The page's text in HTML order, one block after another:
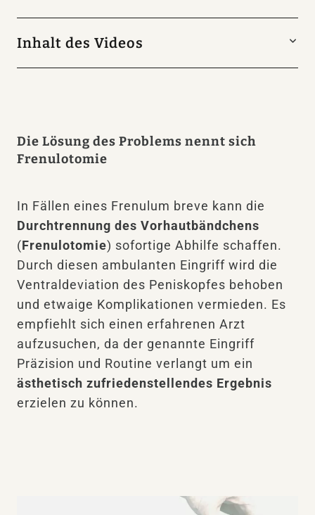
Inhalt des Videos
solchen Problemen entgegenzuwirken ist es
bei einem engen Vorhautbändchen nötig
gezeigt, wie sich eine Frenulotomie
auswirkt.
Die Lösung des Problems nennt sich
Frenulotomie
In Fällen eines Frenulum breve kann die
Durchtrennung des Vorhautbändchens
(Frenulotomie) sofortige Abhilfe schaffen.
Durch diesen ambulanten Eingriff wird die
Ventraldeviation des Peniskopfes behoben
und etwaige Komplikationen vermieden. Es
empfiehlt sich einen erfahrenen Arzt
aufzusuchen, da der genannte Eingriff
Präzision und Routine verlangt um ein
ästhetisch zufriedenstellendes Ergebnis
erzielen zu können.